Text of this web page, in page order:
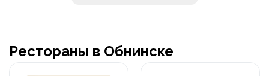
Рестораны в Обнинске